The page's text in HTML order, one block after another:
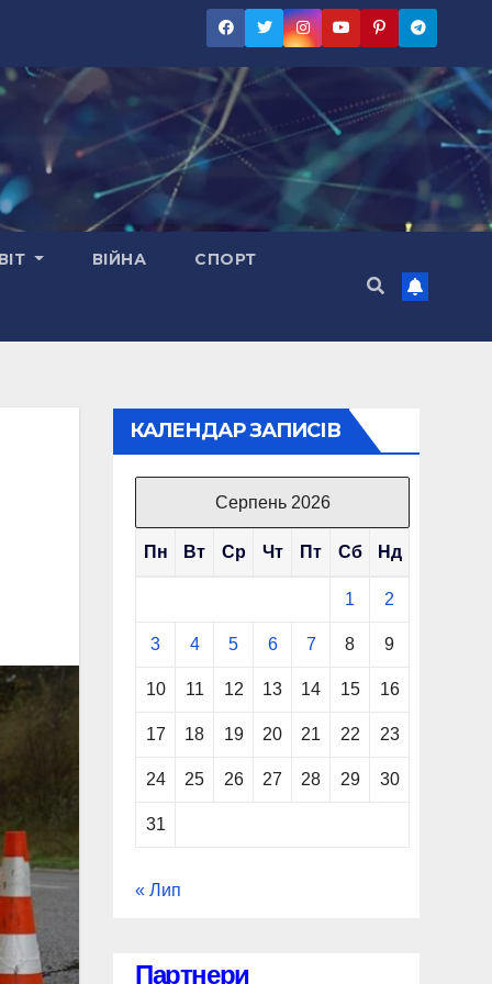
ВІЙНА СПОРТ
КАЛЕНДАР ЗАПИСІВ
Серпень 2026
Пн Вт Ср Чт Пт Сб Нд
1 2
3 4 5 6 7 8 9
10 11 12 13 14 15 16
17 18 19 20 21 22 23
24 25 26 27 28 29 30
31
« Лип
Партнери